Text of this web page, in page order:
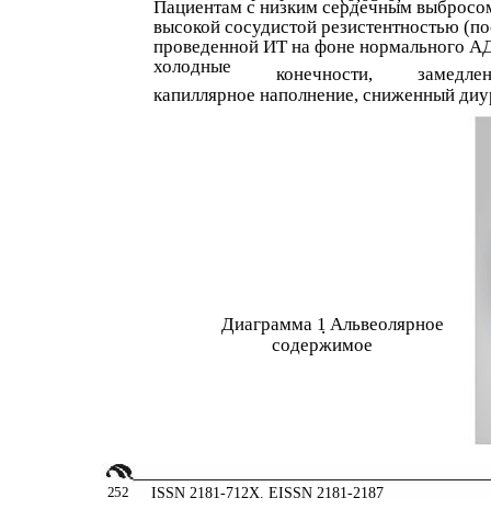
Пациентам с низким сердечным
высокой сосудистой резистентностью
проведенной ИТ на фоне нормального
холодные
конечности,
капиллярное наполнение, сниженный
Диаграмма 1. Альвеолярное
содержимое
252 ISSN 2181-712X. EISSN 2181-2187